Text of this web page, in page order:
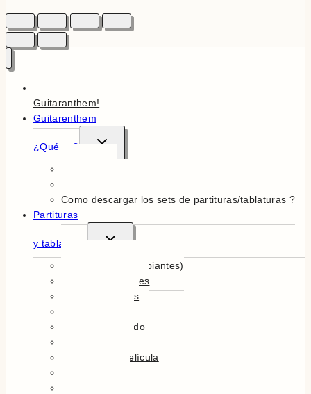
Guitaranthem!
Guitarenthem
¿Qué es?
Alternar
Como descargar los sets de partituras/tablaturas ?
Partituras
y tablaturas
Alternar
Easy Guitar (principiantes)
Himnos Nacionales
Música en Ingles
Música del Mundo
Música de la Película